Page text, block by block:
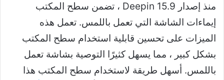
منذ إصدار Deepin 15.9 ، تضمن سطح المكتب
إيماءات الشاشة التي تعمل باللمس. تعمل هذه
الميزات على تحسين قابلية استخدام سطح المكتب
بشكل كبير ، مما يسهل كثيرًا التوصية بشاشة تعمل
باللمس. أسهل طريقة لاستخدام سطح المكتب هذا